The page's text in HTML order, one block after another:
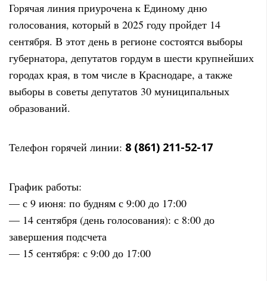
Горячая линия приурочена к Единому дню
голосования, который в 2025 году пройдет 14
сентября. В этот день в регионе состоятся выборы
губернатора, депутатов гордум в шести крупнейших
городах края, в том числе в Краснодаре, а также
выборы в советы депутатов 30 муниципальных
образований.
Телефон горячей линии: 8 (861) 211-52-17
График работы:
— с 9 июня: по будням с 9:00 до 17:00
— 14 сентября (день голосования): с 8:00 до
завершения подсчета
— 15 сентября: с 9:00 до 17:00